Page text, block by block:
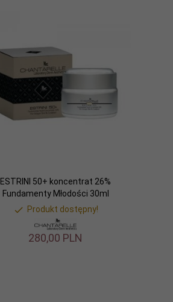
ESTRINI 50+ koncentrat 26%
Fundamenty Młodości 30ml
Produkt dostępny!
280,00 PLN